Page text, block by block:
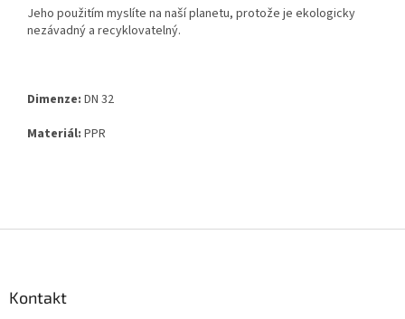
Jeho použitím myslíte na naší planetu, protože je ekologicky
nezávadný a recyklovatelný.
Dimenze: DN 32
Materiál: PPR
Kontakt